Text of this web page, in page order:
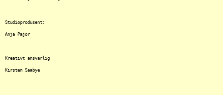
Studioprodusent:
Anja Pajor
Kreativt ansvarlig
Kirsten Saabye